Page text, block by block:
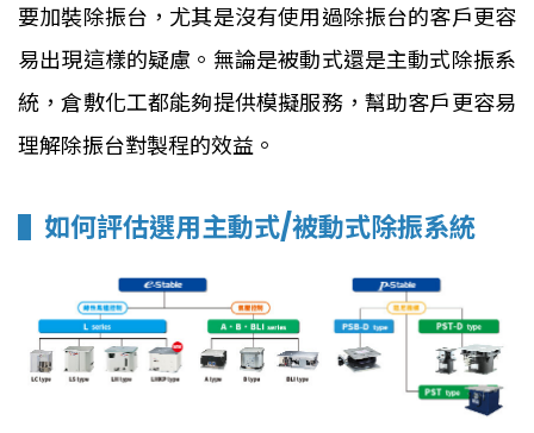
要加裝除振台，尤其是沒有使用過除振台的客戶更容
易出現這樣的疑慮。無論是被動式還是主動式除振系
統，倉敷化工都能夠提供模擬服務，幫助客戶更容易
理解除振台對製程的效益。
▌如何評估選用主動式/被動式除振系統